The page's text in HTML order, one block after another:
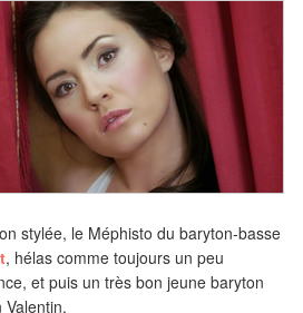
stylée, le Méphisto du baryton-basse
, hélas comme toujours un peu
et puis un très bon jeune baryton
Valentin.